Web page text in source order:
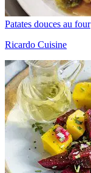
Patates douces au four
Ricardo Cuisine